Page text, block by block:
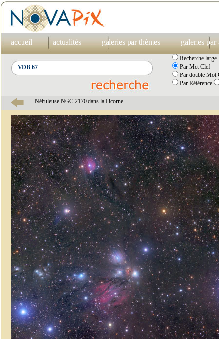
accueil actualités galeries par thèmes galeries par
Recherche large
Par Mot Clef
Par double Mot
Par Référence
Nébuleuse NGC 2170 dans la Licorne